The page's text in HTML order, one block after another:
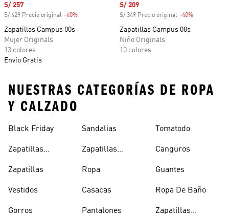
Precio de venta
S/ 257
S/ 429 Precio original -40%
Zapatillas Campus 00s
Mujer Originals
13 colores
Envío Gratis
Precio de venta
S/ 209
S/ 349 Precio original -40%
Zapatillas Campus 00s
Niño Originals
10 colores
NUESTRAS CATEGORÍAS DE ROPA
Y CALZADO
Black Friday
Zapatillas
Zapatillas
Vestidos
Gorros
Sandalias
Zapatillas
Ropa
Casacas
Pantalones
Tomatodo
Canguros
Guantes
Ropa De Baño
Zapatillas